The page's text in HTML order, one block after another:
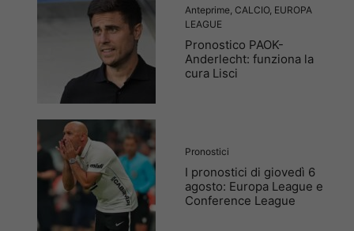
Anteprime, CALCIO, EUROPA
LEAGUE
Pronostico PAOK-
Anderlecht: funziona la
cura Lisci
Pronostici
I pronostici di giovedì 6
agosto: Europa League e
Conference League